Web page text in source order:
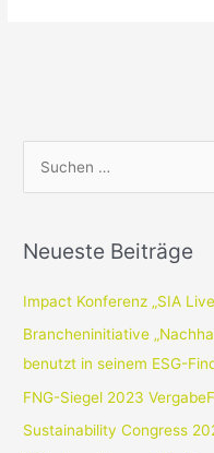
h
c
h
Neueste Beiträge
Impact Konferenz „SIA
Brancheninitiative
benutzt in seinem ESG-
FNG-Siegel 2023
Sustainability Congress